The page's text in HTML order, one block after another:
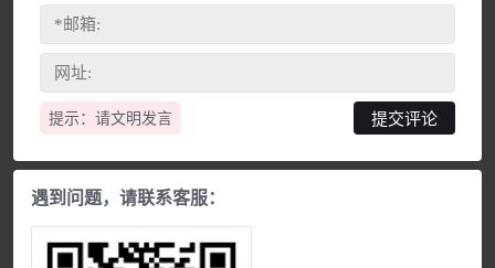
提示：请文明发言
遇到问题，请联系客服：